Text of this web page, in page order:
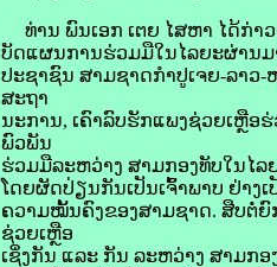
ທ່ານ ພົນເອກ ເຕຍ ໄສຫາ ໄດ້ກ່າ
ບັດແຜນການຮ່ວມມືໃນໄລຍະຜ່ານ
ປະຊາຊົນ ສາມຊາດກຳປູເຈຍ-ລາວ
ສະຖາ
ນະການ, ເຄົາລົບຮັກແພງຊ່ວຍເຫຼືອ
ພົວພັນ
ຮ່ວມມືລະຫວ່າງ ສາມກອງທັບໃນໄ
ໂດຍຜັດປ່ຽນກັນເປັນເຈົ້າພາບ ຢ່າ
ຄວາມໝັ້ນຄົງຂອງສາມຊາດ. ສືບຕໍ່
ຊ່ວຍເຫຼືອ
ເຊິ່ງກັນ ແລະ ກັນ ລະຫວ່າງ ສາມກ